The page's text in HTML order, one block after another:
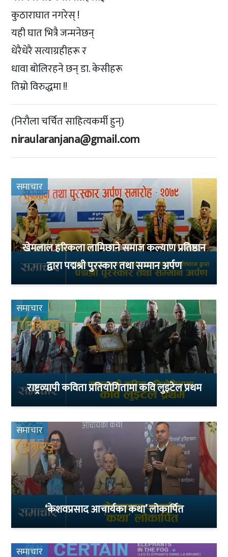
कुठाराघात नगरेस् !
यही घात भित्रै जन्मनेछन्
धेरैधेरै सत्याग्रहीहरू र
धावा बोलिरहने छन् डा. केसीहरू
तिम्रो विरुद्धमा !!
(निरौला चर्चित साहित्यकर्मी हुन्)
niraularanjana@gmail.com
समाचार
खेमलाल हरिकला लामिछाने समाज कल्याण प्रतिष्ठान
द्वारा पद्मश्री पुरस्कार तथा सम्मान अर्पण
समाचार
राष्ट्रव्यापी कविता प्रतियोगितामा कवि लुइटेल प्रथम
समाचार
‘केशवप्रसाद आचार्यका कथा’ लोकार्पित
समाचार